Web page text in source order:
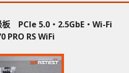
板 PCIe 5.0‧2.5GbE‧Wi-Fi
RS WiFi